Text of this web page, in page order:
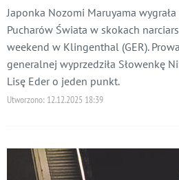
Japonka Nozomi Maruyama
Pucharów Świata w skokach
weekend w Klingenthal (GER).
generalnej wyprzedziła Słowenkę
Lisę Eder o jeden punkt.
Utworzono: 12.12.2025 18:39